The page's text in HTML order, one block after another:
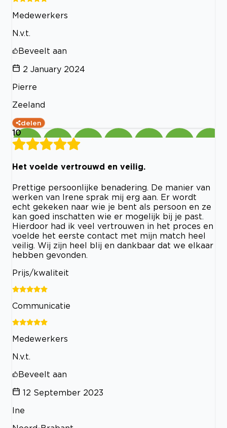
Medewerkers
N.v.t.
Beveelt aan
2 January 2024
Pierre
Zeeland
delen
10
Het voelde vertrouwd en veilig.
Prettige persoonlijke benadering. De manier van
werken van Irene sprak mij erg aan. Er wordt
echt gekeken naar wie je bent als persoon en ze
kan goed inschatten wie er mogelijk bij je past.
Hierdoor had ik veel vertrouwen in het proces en
voelde het eerste contact met mijn match heel
veilig. Wij zijn heel blij en dankbaar dat we elkaar
hebben gevonden.
Prijs/kwaliteit
Communicatie
Medewerkers
N.v.t.
Beveelt aan
12 September 2023
Ine